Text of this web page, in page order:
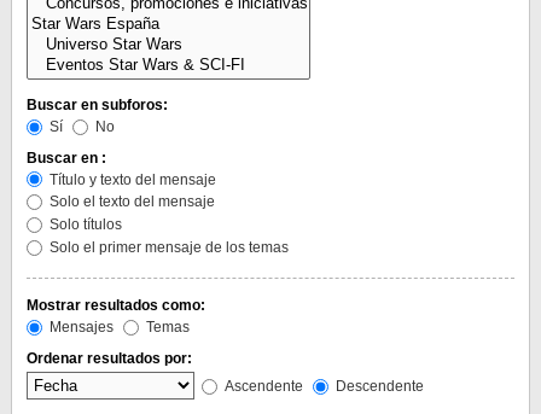
Buscar en subforos:
Sí
No
Buscar en :
Título y texto del mensaje
Solo el texto del mensaje
Solo títulos
Solo el primer mensaje de los temas
Mostrar resultados como:
Mensajes
Temas
Ordenar resultados por:
Ascendente
Descendente